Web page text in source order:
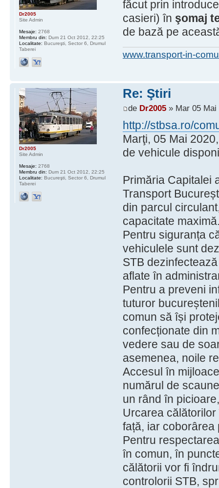
făcut prin
casieri) în şomaj
de bază pe
www.transport-in-
Dr2005
Site Admin
Mesaje: 2768
Membru din: Dum 21 Oct 2012, 22:25
Localitate: Bucureşti, Sector 6, Drumul
Taberei
Re: Ştiri
de Dr2005» Mar 05 Mai
http://stbsa.ro/
Marţi, 05 Mai
de vehicule
Primăria Capitalei
Transport
din parcul
capacitate
Pentru siguranța
vehiculele sunt
STB
aflate în
Pentru a preveni
tuturor
comun să își
confecționate din
vedere sau de
asemenea, noile
Accesul în
numărul de
un rând în
Urcarea
față, iar coborârea
Pentru
în comun, în
călătorii vor fi
controlorii STB,
Dr2005
Site Admin
Mesaje: 2768
Membru din: Dum 21 Oct 2012, 22:25
Localitate: Bucureşti, Sector 6, Drumul
Taberei